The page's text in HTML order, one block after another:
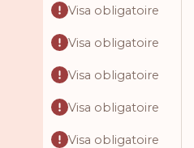
Visa obligatoire
Visa obligatoire
Visa obligatoire
Visa obligatoire
Visa obligatoire